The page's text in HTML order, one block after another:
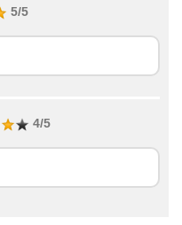
5/5
4/5